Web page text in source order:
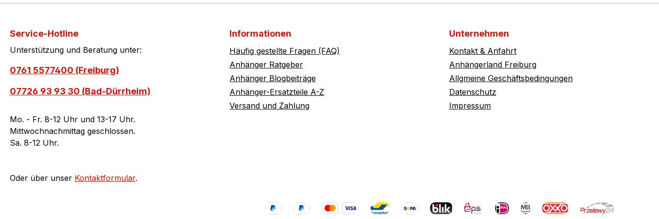
Service-Hotline
Unterstützung und Beratung unter:
0761 5577400 (Freiburg)
07726 93 93 30 (Bad-Dürrheim)
Mo. - Fr. 8-12 Uhr und 13-17 Uhr.
Mittwochnachmittag geschlossen.
Sa. 8-12 Uhr.
Oder über unser Kontaktformular.
Informationen
Häufig gestellte Fragen (FAQ)
Anhänger Ratgeber
Anhänger Blogbeiträge
Anhänger-Ersatzteile A-Z
Versand und Zahlung
Unternehmen
Kontakt & Anfahrt
Anhängerland Freiburg
Allgmeine Geschäftsbedingungen
Datenschutz
Impressum